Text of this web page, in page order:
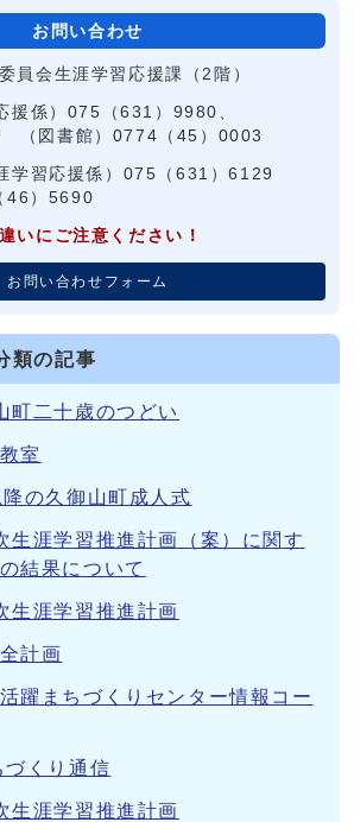
お問い合わせ
員会生涯学習応援課（2階）
援係）075（631）9980、
（図書館）0774（45）0003
学習応援係）075（631）6129
46）5690
いにご注意ください！
お問い合わせフォーム
類の記事
町二十歳のつどい
室
の久御山町成人式
生涯学習推進計画（案）に関す
結果について
生涯学習推進計画
計画
躍まちづくりセンター情報コー
づくり通信
生涯学習推進計画